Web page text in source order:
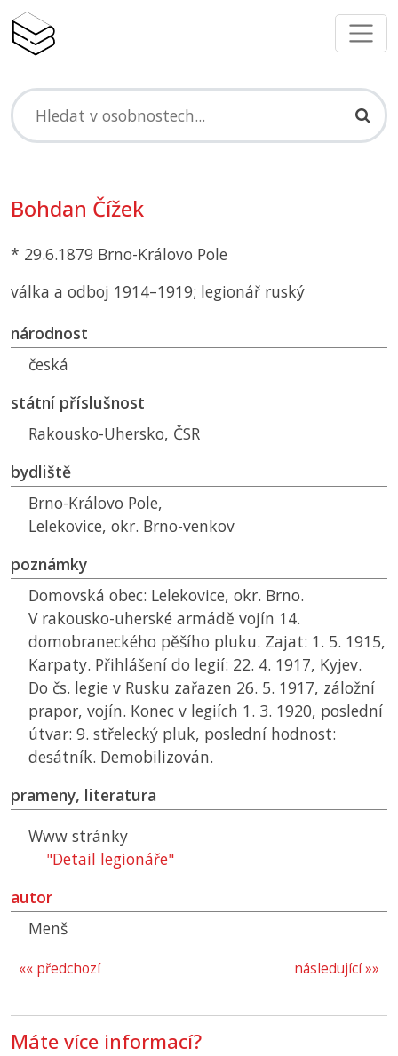
Bohdan Čížek
* 29.6.1879 Brno-Královo Pole
válka a odboj 1914–1919; legionář ruský
národnost
česká
státní příslušnost
Rakousko-Uhersko, ČSR
bydliště
Brno-Královo Pole,
Lelekovice, okr. Brno-venkov
poznámky
Domovská obec: Lelekovice, okr. Brno.
V rakousko-uherské armádě vojín 14.
domobraneckého pěšího pluku. Zajat: 1. 5. 1915,
Karpaty. Přihlášení do legií: 22. 4. 1917, Kyjev.
Do čs. legie v Rusku zařazen 26. 5. 1917, záložní
prapor, vojín. Konec v legiích 1. 3. 1920, poslední
útvar: 9. střelecký pluk, poslední hodnost:
desátník. Demobilizován.
prameny, literatura
Www stránky
"Detail legionáře"
autor
Menš
následující »»
«« předchozí
Máte více informací?